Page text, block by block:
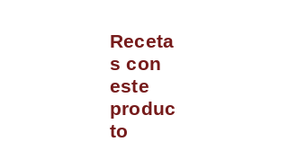
Receta
s con
este
produc
to